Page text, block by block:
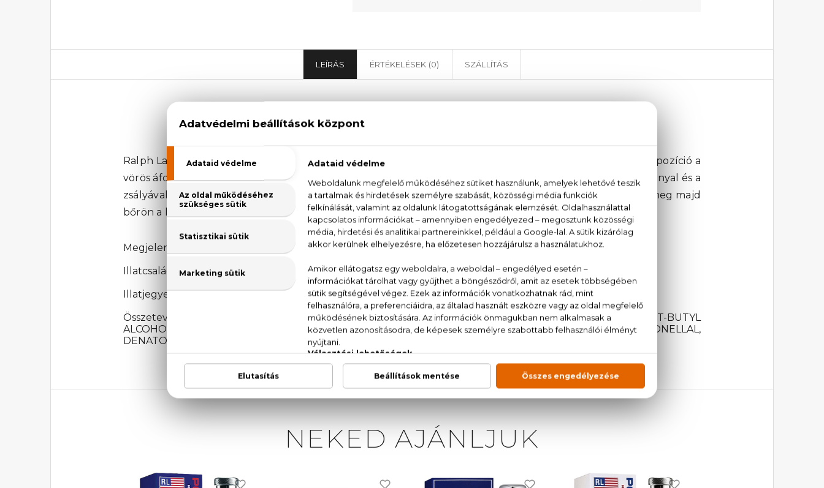
LEÍRÁS ÉRTÉKELÉSEK (0) SZÁLLÍTÁS
Ralph Lauren Polo Red Eau De Toilette
Ralph Lauren Polo Red Eau De Toilette - tüzes, energiával teli illat. A gondosan összeválogatott illatkompozíció a
vörös áfonya és a frissítő citrom illatával indul. A vörös tónusok a szívben is folytatódnak ahol a piros sáfránnyal és a
zsályával lep meg az illat. Az energizáló kávé, a meleg borostyán és a melengető fás tónusok maradnak meg majd
bőrön a legtovább. Fás-aromás illata tökéletes választás nappali és esti viseletre is.
Megjelenési év: 2013
Illatcsalád: Fás-aromás
Illatjegyek: Vörös húsú grapefruit, sáfrány, vörös fás jegyek
Összetevők: ALCOHOL, AQUA / WATER, PARFUM / FRAGRANCE, LIMONENE, LINALOOL, COUMARIN, T-BUTYL
ALCOHOL, ALPHA-ISOMETHYL IONONE, CITRONELLOL, BHT, CITRAL, GERANIOL, HYDROXYCITRONELLAL,
DENATONIUM BENZOATE (F.I.L. D199307/1).
NEKED AJÁNLJUK